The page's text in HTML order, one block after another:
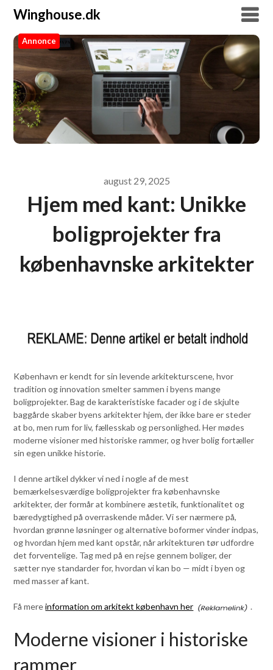
Winghouse.dk
Winghouse.dk
Annonce
august 29, 2025
Hjem med kant: Unikke
boligprojekter fra
københavnske arkitekter
København er kendt for sin levende arkitekturscene, hvor
tradition og innovation smelter sammen i byens mange
boligprojekter. Bag de karakteristiske facader og i de skjulte
baggårde skaber byens arkitekter hjem, der ikke bare er steder
at bo, men rum for liv, fællesskab og personlighed. Her mødes
moderne visioner med historiske rammer, og hver bolig fortæller
sin egen unikke historie.
I denne artikel dykker vi ned i nogle af de mest
bemærkelsesværdige boligprojekter fra københavnske
arkitekter, der formår at kombinere æstetik, funktionalitet og
bæredygtighed på overraskende måder. Vi ser nærmere på,
hvordan grønne løsninger og alternative boformer vinder indpas,
og hvordan hjem med kant opstår, når arkitekturen tør udfordre
det forventelige. Tag med på en rejse gennem boliger, der
sætter nye standarder for, hvordan vi kan bo — midt i byen og
med masser af kant.
Få mereinformation om arkitekt københavn her .
Moderne visioner i historiske
rammer